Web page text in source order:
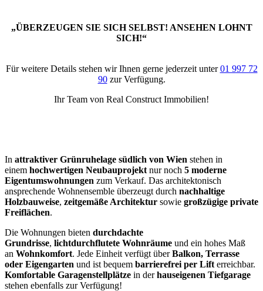
„ÜBERZEUGEN SIE SICH SELBST! ANSEHEN LOHNT
SICH!“
Für weitere Details stehen wir Ihnen gerne jederzeit unter01 997 72
90zur Verfügung.
Ihr Team von Real Construct Immobilien!
In attraktiver Grünruhelage südlich von Wien stehen in
einem hochwertigen Neubauprojekt nur noch 5 moderne
Eigentumswohnungen zum Verkauf. Das architektonisch
ansprechende Wohnensemble überzeugt durch nachhaltige
Holzbauweise, zeitgemäße Architektur sowie großzügige private
Freiflächen.
Die Wohnungen bieten durchdachte
Grundrisse, lichtdurchflutete Wohnräume und ein hohes Maß
an Wohnkomfort. Jede Einheit verfügt überBalkon, Terrasse
oder Eigengarten und ist bequem barrierefrei per Lift erreichbar.
Komfortable Garagenstellplätze in derhauseigenen Tiefgarage
stehen ebenfalls zur Verfügung!